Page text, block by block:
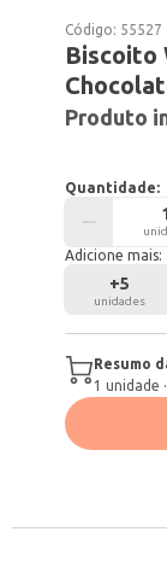
Código: 55527
Biscoito
Produto
Quantidade:
Adicione mais:
+5
unidades
Resumo
1 unidade ·